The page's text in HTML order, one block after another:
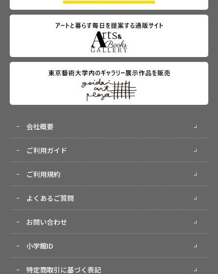
会社概要
ご利用ガイド
ご利用規約
よくあるご質問
お問い合わせ
小学館ID
特定商取引に基づく表記